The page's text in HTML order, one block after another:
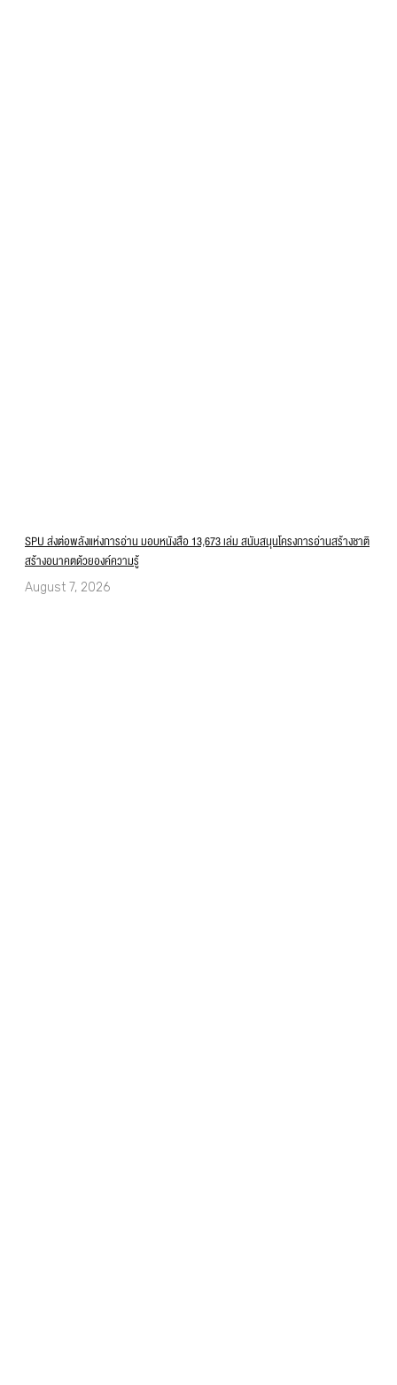
SPU ส่งต่อพลังแห่งการอ่าน มอบหนังสือ 13,673 เล่ม สนับสนุนโครงการอ่านสร้างชาติ
สร้างอนาคตด้วยองค์ความรู้
August 7, 2026